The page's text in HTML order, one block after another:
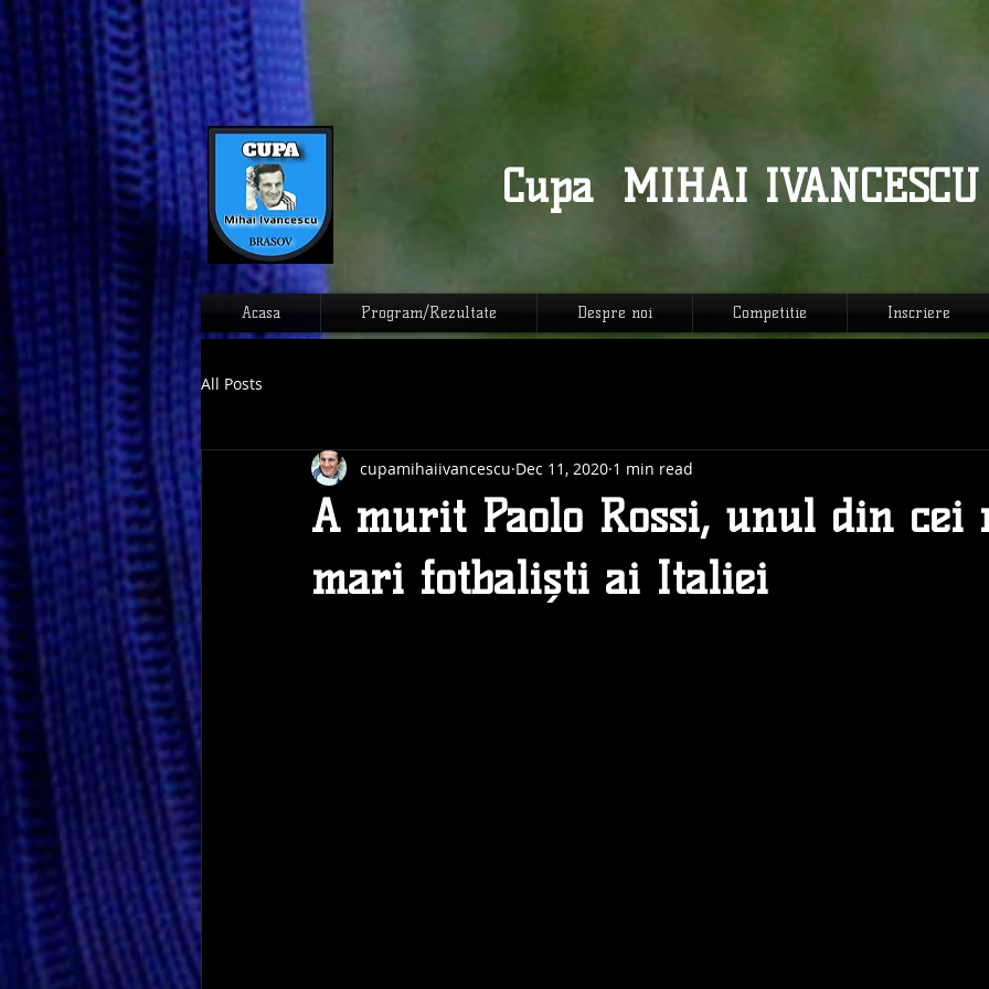
MIHAI IVANCESCU
Cupa
Acasa Program/Rezultate Despre noi Competitie Inscriere
All Posts
A murit Paolo Rossi, unul din cei
mari fotbaliști ai Italiei
cupamihaiivancescu Dec 11, 2020 1 min read